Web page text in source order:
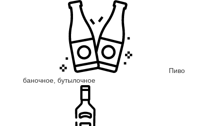
Пиво
баночное, бутылочное